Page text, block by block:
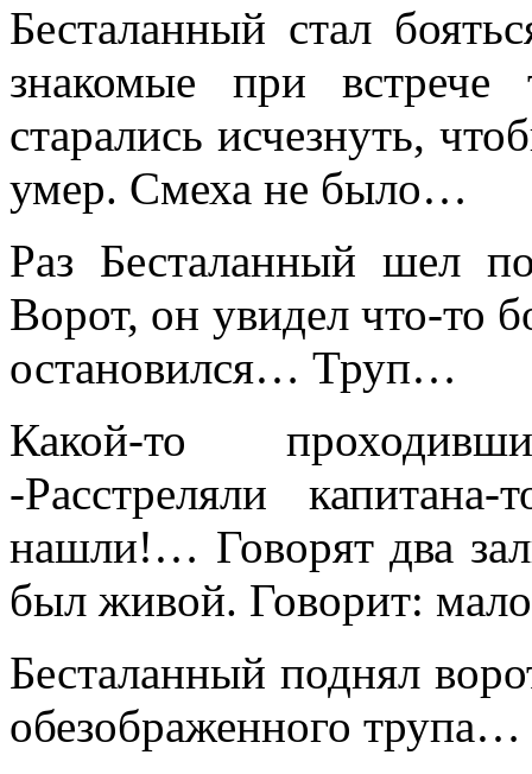
Бесталанный стал
знакомые при встрече
старались исчезнуть,
умер. Смеха не было…
Раз Бесталанный шел
Ворот, он увидел что-то
остановился… Труп…
Какой-то
-Расстреляли
нашли!… Говорят два
был живой. Говорит:
Бесталанный поднял
обезображенного